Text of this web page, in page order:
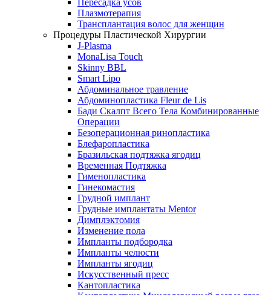
Плазмотерапия
Трансплантация волос для женщин
Процедуры Пластической Хирургии
J-Plasma
MonaLisa Touch
Skinny BBL
Smart Lipo
Абдоминальное травление
Абдоминопластика Fleur de Lis
Бади Скалпт Всего Тела Комбинированные
Операции
Безоперационная ринопластика
Блефаропластика
Бразильская подтяжка ягодиц
Временная Подтяжка
Гименопластика
Гинекомастия
Грудной имплант
Грудные имплантаты Mentor
Димплэктомия
Изменение пола
Импланты подбородка
Импланты челюсти
Импланты ягодиц
Искусственный пресс
Кантопластика